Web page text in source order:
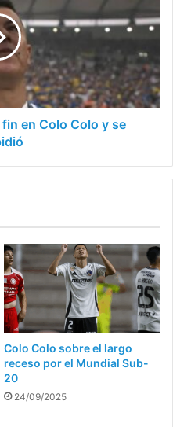
en Colo Colo y se
Colo Colo sobre el largo
receso por el Mundial Sub-
20
24/09/2025